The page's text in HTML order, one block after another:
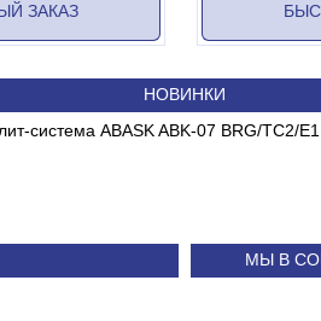
ЗАКАЗ
TT-310 USE (300 dpi)
НОВИНКИ
система ABASK ABK-07 BRG/TC2/E1
МЫ В